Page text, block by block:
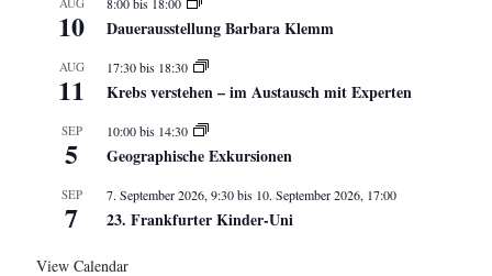
10
8:00bis 18:00
Dauerausstellung Barbara Klemm
AUG
11
17:30bis 18:30
Krebs verstehen – im Austausch mit Experten
SEP
5
10:00bis 14:30
Geographische Exkursionen
SEP
7
7. September 2026, 9:30bis 10. September 2026, 17:00
23. Frankfurter Kinder-Uni
View Calendar